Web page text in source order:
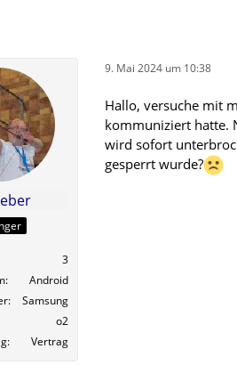
3
Android
Samsung
o2
Vertrag
9. Mai 2024 um 10:38
Hallo, versuche mit
kommuniziert hatte.
wird sofort
gesperrt wurde?